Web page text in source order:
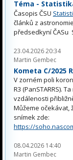
Téma -
Časopis ČSU
článků z
předsedkyní ČASu
23.04.2026 20:34
Martin Gembec
Kometa C/2025
V zorném poli
R3 (PanSTARRS).
vzdálenosti
Můžeme očekávat,
snímek zde:
https://
08.04.2026 14:40
Martin Gembec